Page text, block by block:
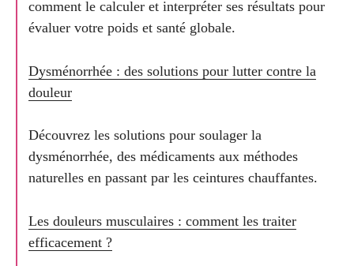
comment le calculer et interpréter ses résultats pour
évaluer votre poids et santé globale.
Dysménorrhée : des solutions pour lutter contre la
douleur
Découvrez les solutions pour soulager la
dysménorrhée, des médicaments aux méthodes
naturelles en passant par les ceintures chauffantes.
Les douleurs musculaires : comment les traiter
efficacement ?